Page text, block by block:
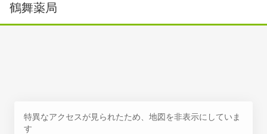
鶴舞薬局
特異なアクセスが見られたため、地図を非表示にしていま
す